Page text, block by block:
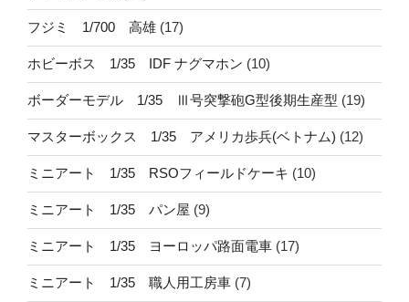
フジミ 1/700 高雄 (17)
ホビーボス 1/35 IDF ナグマホン (10)
ボーダーモデル 1/35 Ⅲ号突撃砲G型後期生産型 (19)
マスターボックス 1/35 アメリカ歩兵(ベトナム) (12)
ミニアート 1/35 RSOフィールドケーキ (10)
ミニアート 1/35 パン屋 (9)
ミニアート 1/35 ヨーロッパ路面電車 (17)
ミニアート 1/35 職人用工房車 (7)